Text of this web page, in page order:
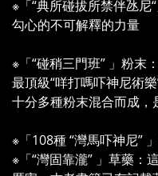
※「“典所碰拔所禁伴氹尼
勾心的不可解釋的力量
※「“碰稍三門班” 」粉末
最頂級“咩打嗎吓神尼術
十分多種粉末混合而成
※「108種 “灣馬吓神尼”
※「“灣固靠瀧” 」草藥：